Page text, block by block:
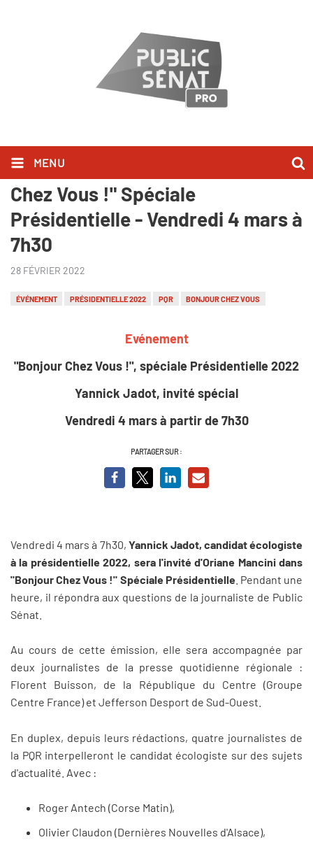
MENU
Yannick Jadot, invité de "Bonjour
Chez Vous !" Spéciale
Présidentielle - Vendredi 4 mars à
7h30
28 FÉVRIER 2022
ÉVÉNEMENT PRÉSIDENTIELLE 2022 PQR BONJOUR CHEZ VOUS
Evénement
"Bonjour Chez Vous !", spéciale Présidentielle 2022
Yannick Jadot, invité spécial
Vendredi 4 mars à partir de 7h30
PARTAGER SUR :
Vendredi 4 mars à 7h30, Yannick Jadot, candidat écologiste
à la présidentielle 2022, sera l'invité d'Oriane Mancini dans
"Bonjour Chez Vous !" Spéciale Présidentielle . Pendant une
heure, il répondra aux questions de la journaliste de Public
Sénat.
Au cours de cette émission, elle sera accompagnée par
deux journalistes de la presse quotidienne régionale :
Florent Buisson, de la République du Centre (Groupe
Centre France) et Jefferson Desport de Sud-Ouest.
En duplex, depuis leurs rédactions, quatre journalistes de
la PQR interpelleront le candidat écologiste sur des sujets
d'actualité. Avec :
Roger Antech (Corse Matin),
Olivier Claudon (Dernières Nouvelles d'Alsace),